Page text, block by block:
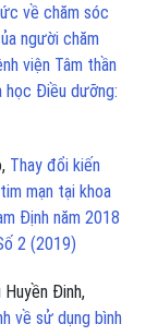
về chăm sóc
người chăm
viện Tâm thần
học Điều dưỡng:
Thay đổi kiến
mạn tại khoa
Định năm 2018
2 (2019)
Huyền Đinh,
về sử dụng bình